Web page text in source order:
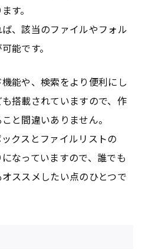
す。
、該当のファイルやフォル
能です。
能や、検索をより便利にし
搭載されていますので、作
と間違いありません。
クスとファイルリストの
なっていますので、誰でも
ススメしたい点のひとつで